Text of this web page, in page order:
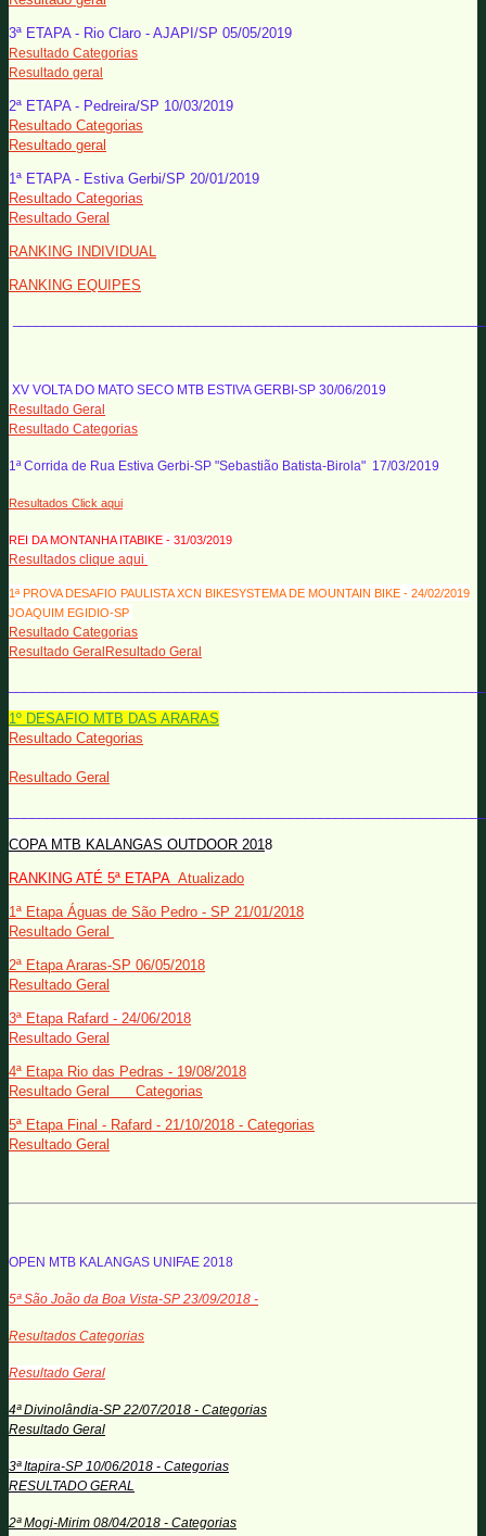
3ª ETAPA - Rio Claro - AJAPI/SP 05/05/2019
Resultado Categorias
Resultado geral
2ª ETAPA - Pedreira/SP 10/03/2019
Resultado Categorias
Resultado geral
1ª ETAPA - Estiva Gerbi/SP 20/01/2019
Resultado Categorias
Resultado Geral
RANKING INDIVIDUAL
RANKING EQUIPES
XV VOLTA DO MATO SECO MTB ESTIVA GERBI-SP 30/06/2019
Resultado Geral
Resultado Categorias
1ª Corrida de Rua Estiva Gerbi-SP "Sebastião Batista-Birola" 17/03/2019
Resultados Click aqui
REI DA MONTANHA ITABIKE - 31/03/2019
Resultados clique aqui
1ª PROVA DESAFIO PAULISTA XCN BIKESYSTEMA DE MOUNTAIN BIKE - 24/02/2019
JOAQUIM EGIDIO-SP
Resultado Categorias
Resultado GeralResultado Geral
1º DESAFIO MTB DAS ARARAS
Resultado Categorias
Resultado Geral
COPA MTB KALANGAS OUTDOOR 2018
RANKING ATÉ 5ª ETAPA Atualizado
1ª Etapa Águas de São Pedro - SP 21/01/2018
Resultado Geral
2ª Etapa Araras-SP 06/05/2018
Resultado Geral
3ª Etapa Rafard - 24/06/2018
Resultado Geral
4ª Etapa Rio das Pedras - 19/08/2018
Resultado Geral
Categorias
5ª Etapa Final - Rafard - 21/10/2018 - Categorias
Resultado Geral
OPEN MTB KALANGAS UNIFAE 2018
5ª São João da Boa Vista-SP 23/09/2018 -
Resultados Categorias
Resultado Geral
4ª Divinolândia-SP 22/07/2018 - Categorias
Resultado Geral
3ª Itapira-SP 10/06/2018 - Categorias
RESULTADO GERAL
2ª Mogi-Mirim 08/04/2018 - Categorias